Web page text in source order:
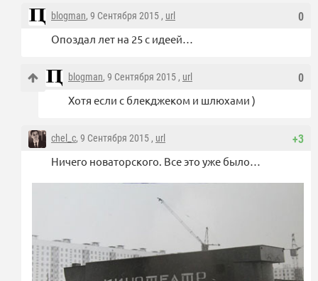
0
blogman, 9 Сентября 2015 , url
Опоздал лет на 25 с идеей…
0
blogman, 9 Сентября 2015 , url
Хотя если с блекджеком и шлюхами )
+3
chel_c, 9 Сентября 2015 , url
Ничего новаторского. Все это уже было…